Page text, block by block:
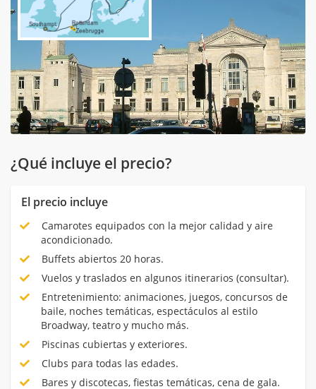
¿Qué incluye el precio?
El precio incluye
Camarotes equipados con la mejor calidad y aire
acondicionado.
Buffets abiertos 20 horas.
Vuelos y traslados en algunos itinerarios (consultar).
Entretenimiento: animaciones, juegos, concursos de
baile, noches temáticas, espectáculos al estilo
Broadway, teatro y mucho más.
Piscinas cubiertas y exteriores.
Clubs para todas las edades.
Bares y discotecas, fiestas temáticas, cena de gala.